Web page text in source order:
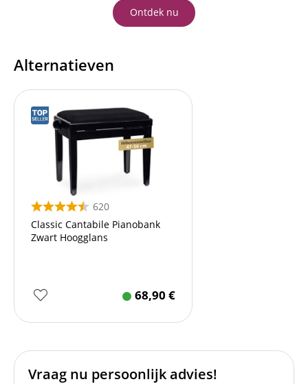
Ontdek nu
Alternatieven
620
Classic Cantabile Pianobank
Zwart Hoogglans
68,90 €
Vraag nu persoonlijk advies!